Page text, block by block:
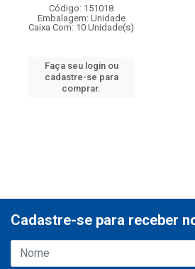
Código: 151018
Embalagem: Unidade
Caixa Com: 10 Unidade(s)
Faça seu login ou
cadastre-se para
comprar.
Cadastre-se para receber